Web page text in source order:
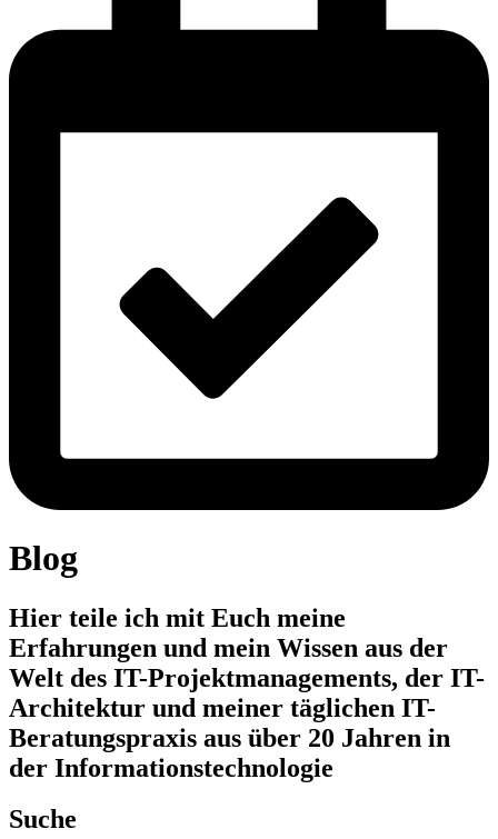
Blog
Hier teile ich mit Euch meine
Erfahrungen und mein Wissen aus der
Welt des IT-Projektmanagements, der IT-
Architektur und meiner täglichen IT-
Beratungspraxis aus über 20 Jahren in
der Informationstechnologie
Suche